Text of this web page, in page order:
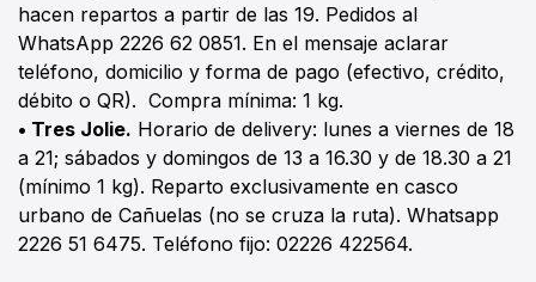
hacen repartos a partir de las 19. Pedidos al
WhatsApp 2226 62 0851. En el mensaje aclarar
teléfono, domicilio y forma de pago (efectivo, crédito,
débito o QR). Compra mínima: 1 kg.
• Tres Jolie. Horario de delivery: lunes a viernes de 18
a 21; sábados y domingos de 13 a 16.30 y de 18.30 a 21
(mínimo 1 kg). Reparto exclusivamente en casco
urbano de Cañuelas (no se cruza la ruta). Whatsapp
2226 51 6475. Teléfono fijo: 02226 422564.